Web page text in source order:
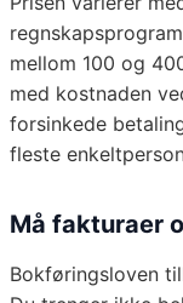
mellom 100 og
med kostnaden
forsinkede
fleste
Må fakturaer
Bokføringsloven